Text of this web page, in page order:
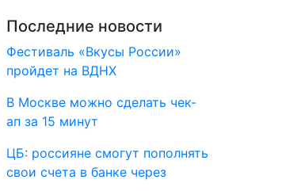
Последние новости
Фестиваль «Вкусы России»
пройдет на ВДНХ
В Москве можно сделать чек-
ап за 15 минут
ЦБ: россияне смогут пополнять
свои счета в банке через